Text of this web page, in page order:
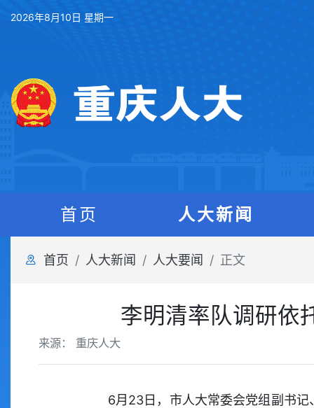
2026年8月10日 星期一
首页 人大新闻
首页 人大新闻 人大要闻 正文
李明清率队调研依
来源： 重庆人大
6月23日，市人大常委会党组副书